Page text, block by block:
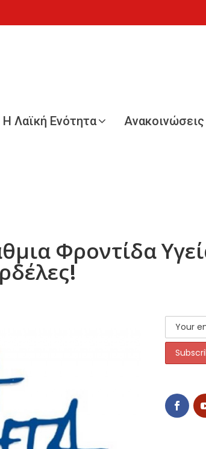
Η Λαϊκή Ενότητα Ανακοινώσεις
Φροντίδα